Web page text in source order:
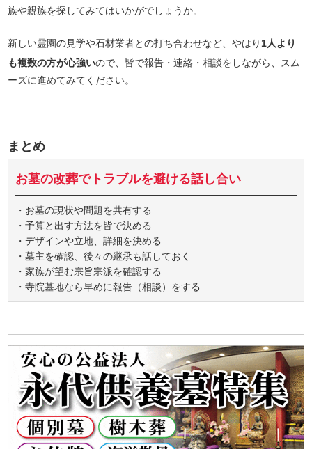
族や親族を探してみてはいかがでしょうか。
新しい霊園の見学や石材業者との打ち合わせなど、やはり1人より
も複数の方が心強いので、皆で報告・連絡・相談をしながら、スム
ーズに進めてみてください。
まとめ
お墓の改葬でトラブルを避ける話し合い
・お墓の現状や問題を共有する
・予算と出す方法を皆で決める
・デザインや立地、詳細を決める
・墓主を確認、後々の継承も話しておく
・家族が望む宗旨宗派を確認する
・寺院墓地なら早めに報告（相談）をする